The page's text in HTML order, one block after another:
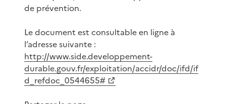
de prévention.
Le document est consultable en ligne à
l’adresse suivante :
http://www.side.developpement-
durable.gouv.fr/exploitation/accidr/doc/ifd/if
d_refdoc_0544655#